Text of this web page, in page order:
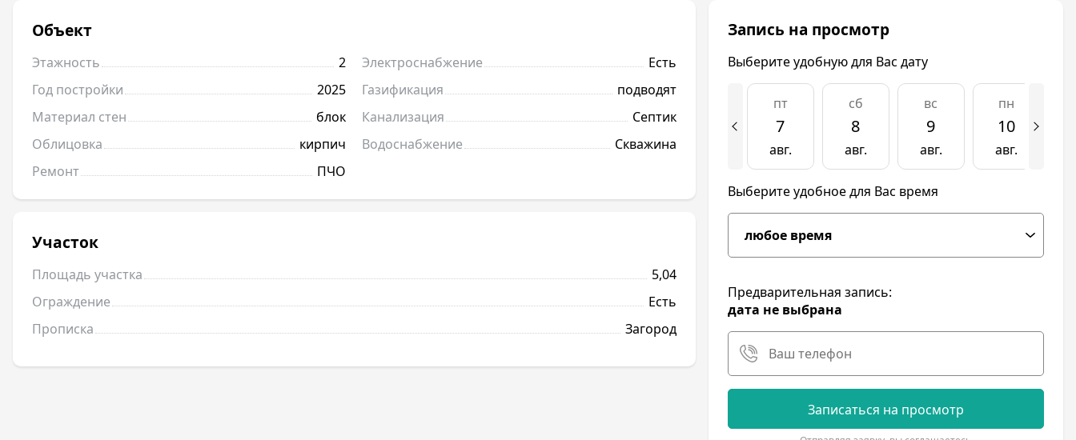
Объект
Этажность
2
Год постройки
2025
Материал стен
блок
Облицовка
кирпич
Ремонт
ПЧО
Электроснабжение
Есть
Газификация
подводят
Канализация
Септик
Водоснабжение
Скважина
Участок
Площадь участка
5,04
Ограждение
Есть
Прописка
Загород
Запись на просмотр
Выберите удобную для Вас дату
пт
7
авг.
сб
8
авг.
вс
9
авг.
пн
10
авг.
Выберите удобное для Вас время
Предварительная запись:
дата не выбрана
Записаться на просмотр